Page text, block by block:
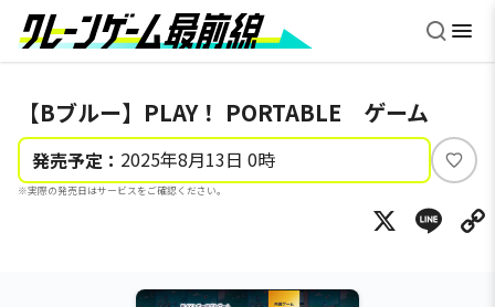
【Bブルー】PLAY！ PORTABLE ゲーム
発売予定： 2025年8月13日 0時
※実際の発売日はサービスをご確認ください。
い
ね
X